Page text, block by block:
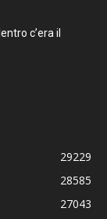
c’era il
29229
28585
27043